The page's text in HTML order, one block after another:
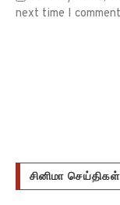
next time I
சினிமா செய்திகள்